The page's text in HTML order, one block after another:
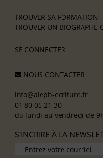
TROUVER SA FORMATION
TROUVER UN BIOGRAPHE
SE CONNECTER
NOUS CONTACTER
info@aleph-ecriture.fr
01 80 05 21 30
du lundi au vendredi de
S'INCRIRE À LA